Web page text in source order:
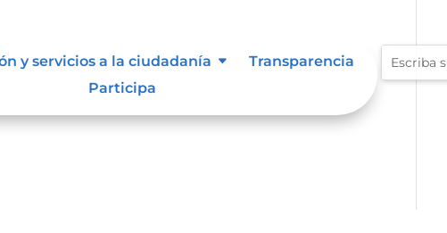
y servicios a la ciudadanía
Transparencia
Participa
perfeccionar su búsqueda o utilice la